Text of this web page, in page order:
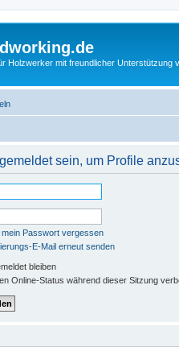
Holzwerker mit freundlicher Unterstützung
sein, um Profile
mein Passwort vergessen
E-Mail erneut senden
bleiben
Online-Status während dieser Sitzung